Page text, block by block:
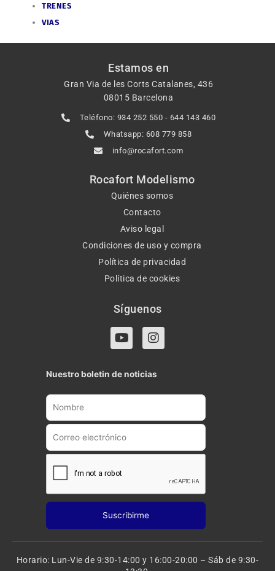
TRENES
VIAS
Estamos en
Gran Via de les Corts Catalanes, 436
08015 Barcelona
Teléfono: 934 252 550 - 644 143 460
Whatsapp: 608 779 858
info@rocafort.com
Rocafort Modelismo
Quiénes somos
Contacto
Aviso legal
Condiciones de uso y compra
Política de privacidad
Política de cookies
Síguenos
Y
o
t
u
b
I
n
t
a
g
a
Nuestro boletin de noticias
Horario: Lun-Vie de 9:30-14:00 y 16:00-20:00 – Sáb de 9:30-